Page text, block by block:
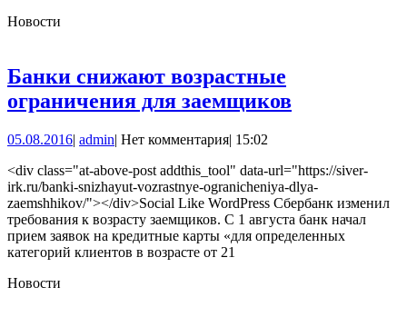
Новости
Банки снижают возрастные
ограничения для заемщиковБанки
для
заемщиков
05.08.201605.08.2016
| adminadmin
| Нет комментария| 15:02
<div class="at-above-post addthis_tool" data-url="https://siver-
irk.ru/banki-snizhayut-vozrastnye-ogranicheniya-dlya-
zaemshhikov/"></div>Social Like WordPress Сбербанк изменил
требования к возрасту заемщиков. С 1 августа банк начал
прием заявок на кредитные карты «для определенных
категорий клиентов в возрасте от 21
Новости